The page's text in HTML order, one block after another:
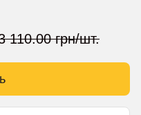
110.00 грн/шт.